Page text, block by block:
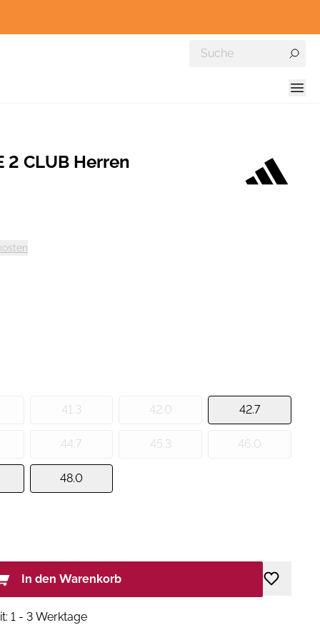
2 CLUB Herren
41.3 42.0 42.7
44.7 45.3 46.0
48.0
In den Warenkorb
1 - 3 Werktage